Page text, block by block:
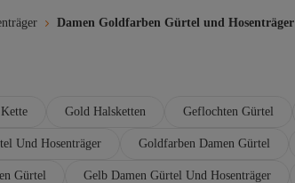
Damen Goldfarben Gürtel und Hosenträger
Gold Halsketten Geflochten Gürtel
Und Hosenträger Goldfarben Damen Gürtel
Gürtel Gelb Damen Gürtel Und Hosenträger